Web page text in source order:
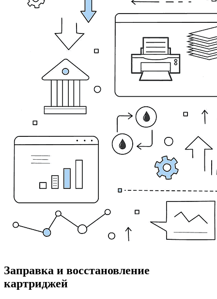
Заправка и восстановление
картриджей